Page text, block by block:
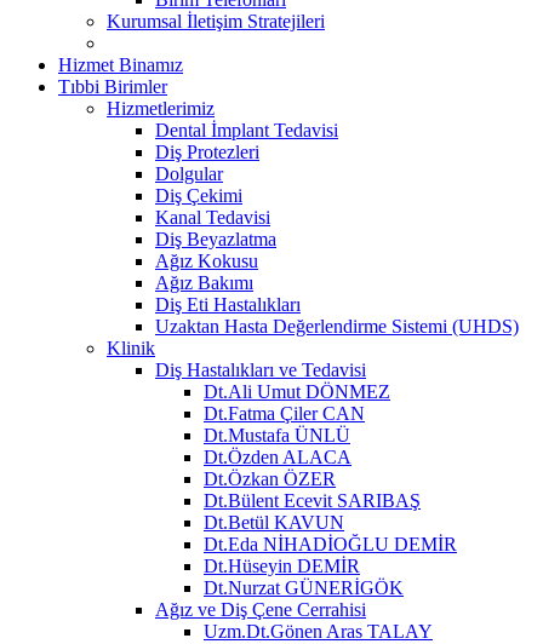
Kurumsal İletişim Stratejileri
Hizmet Binamız
Tıbbi Birimler
Hizmetlerimiz
Dental İmplant Tedavisi
Diş Protezleri
Dolgular
Diş Çekimi
Kanal Tedavisi
Diş Beyazlatma
Ağız Kokusu
Ağız Bakımı
Diş Eti Hastalıkları
Uzaktan Hasta Değerlendirme Sistemi (UHDS)
Klinik
Diş Hastalıkları ve Tedavisi
Dt.Ali Umut DÖNMEZ
Dt.Fatma Çiler CAN
Dt.Mustafa ÜNLÜ
Dt.Özden ALACA
Dt.Özkan ÖZER
Dt.Bülent Ecevit SARIBAŞ
Dt.Betül KAVUN
Dt.Eda NİHADİOĞLU DEMİR
Dt.Hüseyin DEMİR
Dt.Nurzat GÜNERİGÖK
Ağız ve Diş Çene Cerrahisi
Uzm.Dt.Gönen Aras TALAY